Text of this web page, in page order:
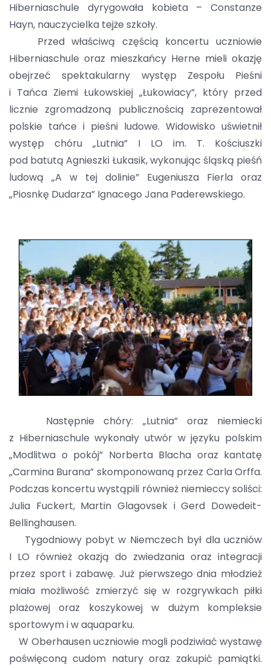
Hiberniaschule dyrygowała kobieta – Constanze
Hayn, nauczycielka tejże szkoły.
Przed właściwą częścią koncertu uczniowie
Hiberniaschule oraz mieszkańcy Herne mieli okazję
obejrzeć spektakularny występ Zespołu Pieśni
i Tańca Ziemi Łukowskiej „Łukowiacy”, który przed
licznie zgromadzoną publicznością zaprezentował
polskie tańce i pieśni ludowe. Widowisko uświetnił
występ chóru „Lutnia” I LO im. T. Kościuszki
pod batutą Agnieszki Łukasik, wykonując śląską pieśń
ludową „A w tej dolinie” Eugeniusza Fierla oraz
„Piosnkę Dudarza” Ignacego Jana Paderewskiego.
Następnie chóry: „Lutnia” oraz niemiecki
z Hiberniaschule wykonały utwór w języku polskim
„Modlitwa o pokój” Norberta Blacha oraz kantatę
„Carmina Burana” skomponowaną przez Carla Orffa.
Podczas koncertu wystąpili również niemieccy soliści:
Julia Fuckert, Martin Glagovsek i Gerd Dowedeit-
Bellinghausen.
Tygodniowy pobyt w Niemczech był dla uczniów
I LO również okazją do zwiedzania oraz integracji
przez sport i zabawę. Już pierwszego dnia młodzież
miała możliwość zmierzyć się w rozgrywkach piłki
plażowej oraz koszykowej w dużym kompleksie
sportowym i w aquaparku.
W Oberhausen uczniowie mogli podziwiać wystawę
poświęconą cudom natury oraz zakupić pamiątki.